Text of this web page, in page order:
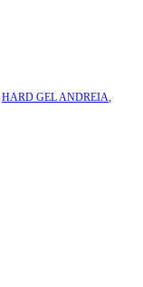
HARD GEL ANDREIA,